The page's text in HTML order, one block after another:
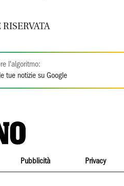
l'algoritmo:
tue notizie su Google
Pubblicità Privacy